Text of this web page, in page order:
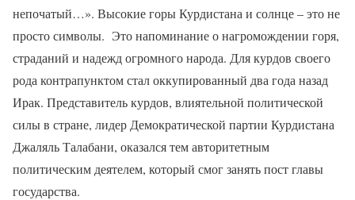
непочатый…». Высокие горы Курдистана и солнце – это не
просто символы. Это напоминание о нагромождении горя,
страданий и надежд огромного народа. Для курдов своего
рода контрапунктом стал оккупированный два года назад
Ирак. Представитель курдов, влиятельной политической
силы в стране, лидер Демократической партии Курдистана
Джаляль Талабани, оказался тем авторитетным
политическим деятелем, который смог занять пост главы
государства.